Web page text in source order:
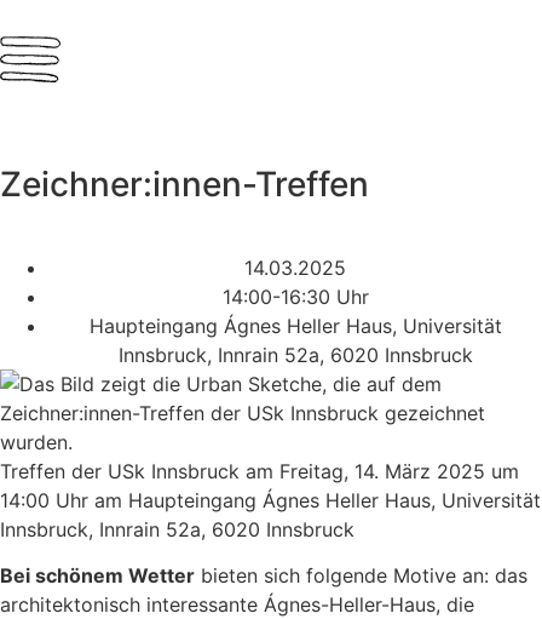
Zeichner:innen-Treffen
14.03.2025
14:00-16:30 Uhr
Haupteingang Ágnes Heller Haus, Universität
Innsbruck, Innrain 52a, 6020 Innsbruck
Treffen der USk Innsbruck am Freitag, 14. März 2025 um
14:00 Uhr am Haupteingang Ágnes Heller Haus, Universität
Innsbruck, Innrain 52a, 6020 Innsbruck
Bei schönem Wetter bieten sich folgende Motive an: das
architektonisch interessante Ágnes-Heller-Haus, die